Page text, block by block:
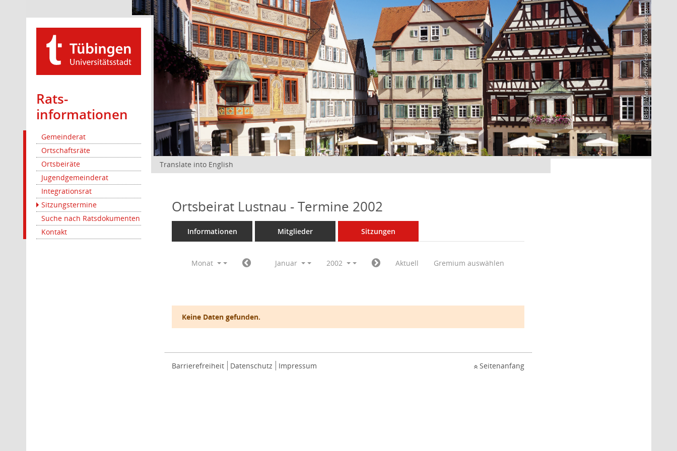
Rats­
informationen
Gemeinderat
Ortschaftsräte
Ortsbeiräte
Jugendgemeinderat
Integrationsrat
Sitzungstermine
Suche nach Ratsdokumenten
Kontakt
Bild: @Manuel Schönfeld – stock.adobe.com
Translate into English
Ortsbeirat Lustnau - Termine 2002
Informationen Mitglieder Sitzungen
Monat Januar 2002 Aktuell Gremium auswählen
Keine Daten gefunden.
Barrierefreiheit Datenschutz Impressum Seitenanfang